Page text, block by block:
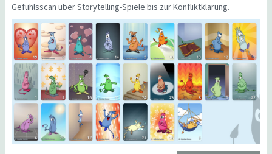
Gefühlsscan über Storytelling-Spiele bis zur Konfliktklärung.